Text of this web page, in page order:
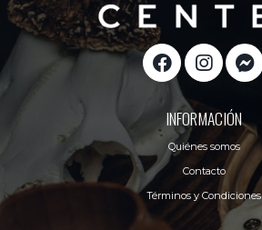
INFORMACIÓN
Quiénes somos
Contacto
Términos y Condiciones